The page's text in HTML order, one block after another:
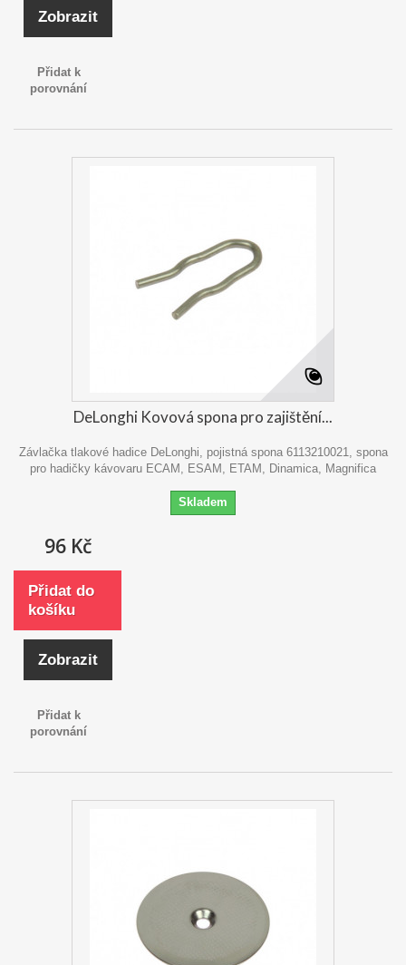
Zobrazit
Přidat k
porovnání
DeLonghi Kovová spona pro zajištění...
Závlačka tlakové hadice DeLonghi, pojistná spona 6113210021, spona
pro hadičky kávovaru ECAM, ESAM, ETAM, Dinamica, Magnifica
Skladem
96 Kč
Přidat do
košíku
Zobrazit
Přidat k
porovnání